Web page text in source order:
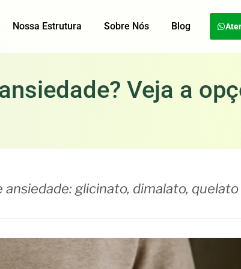
Nossa Estrutura Sobre Nós Blog
Veja a
glicinato, dimalato,